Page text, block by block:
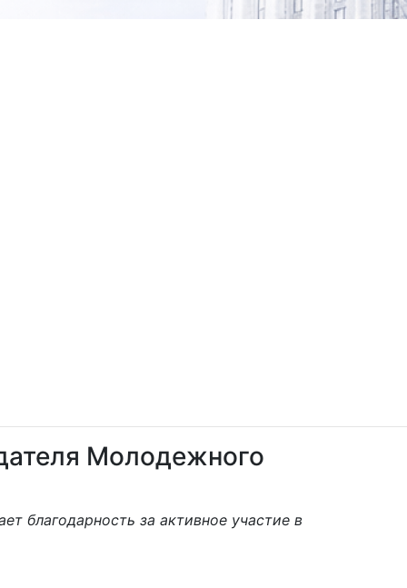
Молодежного
за активное участие в